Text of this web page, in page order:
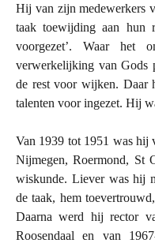
Hij van zijn medewerkers
taak toewijding aan hun
voorgezet’. Waar
verwerkelijking van Gods
de rest voor wijken. Daar
talenten voor ingezet. Hij
Van 1939 tot 1951 was hij
Nijmegen, Roermond, St
wiskunde. Liever was hij
de taak, hem
Daarna werd hij rector
Roosendaal en van